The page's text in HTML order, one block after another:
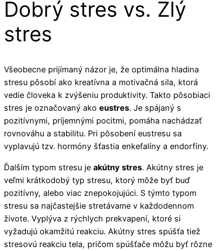
Dobrý stres vs. Zlý
stres
Všeobecne prijímaný názor je, že optimálna hladina
stresu pôsobí ako kreatívna a motivačná sila, ktorá
vedie človeka k zvýšeniu produktivity. Takto pôsobiaci
stres je označovaný ako eustres. Je spájaný s
pozitívnymi, príjemnými pocitmi, pomáha nachádzať
rovnováhu a stabilitu. Pri pôsobení eustresu sa
vyplavujú tzv. hormóny šťastia enkefalíny a endorfíny.
Ďalším typom stresu je akútny stres. Akútny stres je
veľmi krátkodobý typ stresu, ktorý môže byť buď
pozitívny, alebo viac znepokojujúci. S týmto typom
stresu sa najčastejšie stretávame v každodennom
živote. Vyplýva z rýchlych prekvapení, ktoré si
vyžadujú okamžitú reakciu. Akútny stres spúšťa tiež
stresovú reakciu tela, pričom spúšťače môžu byť rôzne